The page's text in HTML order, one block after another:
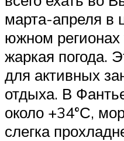
марта-апреля в
южном регионах
жаркая погода.
для активных
отдыха. В
около +34°С,
слегка